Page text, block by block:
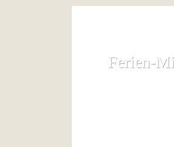
Ferien-
Ferien-